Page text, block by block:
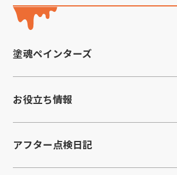
塗魂ペインターズ
お役立ち情報
アフター点検日記